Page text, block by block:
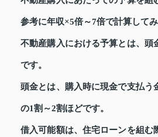
参考に年収×5倍～7倍で計算してみ
不動産購入における予算とは、頭
です。
頭金とは、購入時に現金で支払う
の1割～2割ほどです。
借入可能額は、住宅ローンを組む